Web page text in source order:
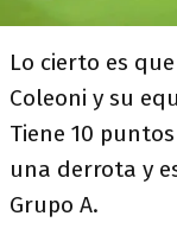
Lo cierto es
Coleoni y su
Tiene 10
una derrota y
Grupo A.